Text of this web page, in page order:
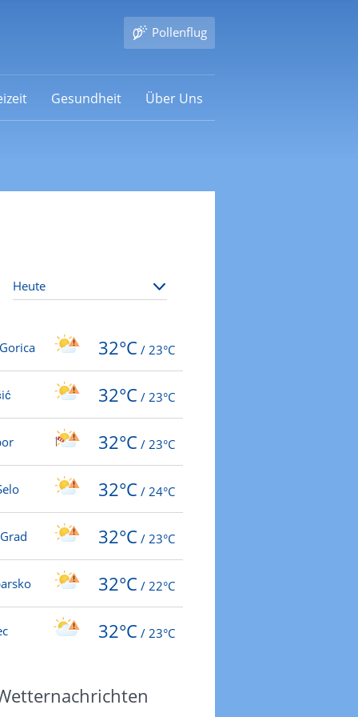
Pollenflug
Gesundheit Über Uns
32°C / 23°C
32°C / 23°C
32°C / 23°C
32°C / 24°C
32°C / 23°C
32°C / 22°C
32°C / 23°C